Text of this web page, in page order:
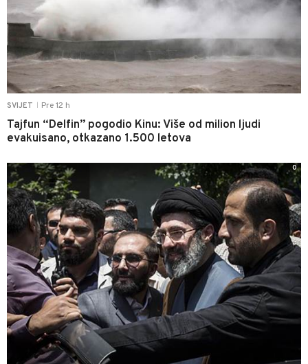
SVIJET Pre 12 h
Tajfun “Delfin” pogodio Kinu: Više od milion ljudi
evakuisano, otkazano 1.500 letova
0